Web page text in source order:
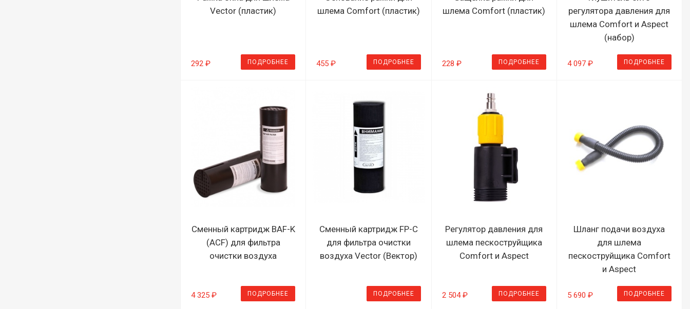
Vector (пластик)
292 ₽ ПОДРОБНЕЕ
шлема Comfort (пластик)
455 ₽ ПОДРОБНЕЕ
шлема Comfort (пластик)
228 ₽ ПОДРОБНЕЕ
регулятора давления для
шлема Comfort и Aspect
(набор)
4 097 ₽ ПОДРОБНЕЕ
Сменный картридж BAF-K
(ACF) для фильтра
очистки воздуха
4 325 ₽ ПОДРОБНЕЕ
Сменный картридж FP-C
для фильтра очистки
воздуха Vector (Вектор)
ПОДРОБНЕЕ
Регулятор давления для
шлема пескоструйщика
Comfort и Aspect
2 504 ₽ ПОДРОБНЕЕ
Шланг подачи воздуха
для шлема
пескоструйщика Comfort
и Aspect
5 690 ₽ ПОДРОБНЕЕ